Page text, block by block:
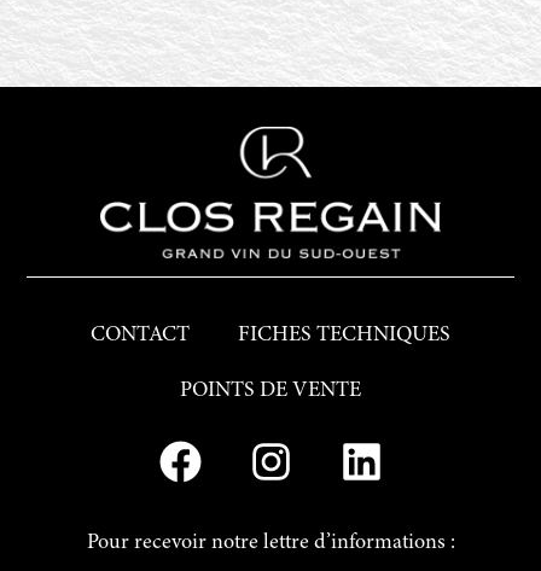
CONTACT FICHES TECHNIQUES
POINTS DE VENTE
Pour recevoir notre lettre d’informations :